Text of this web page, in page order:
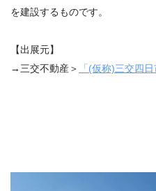
を建設するものです。
【出展元】
→三交不動産＞
「(仮称)三交四